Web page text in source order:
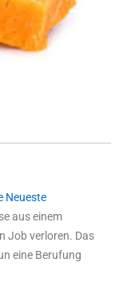
Neueste
aus einem
Job verloren. Das
eine Berufung